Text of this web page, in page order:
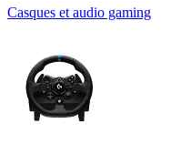
Casques et audio gaming